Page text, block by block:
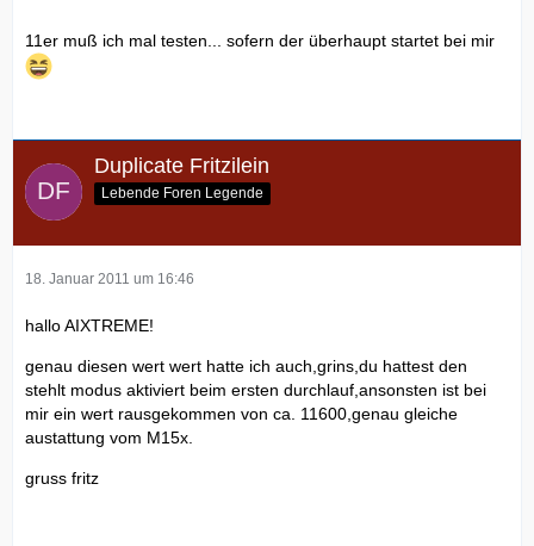
11er muß ich mal testen... sofern der überhaupt startet bei mir
Duplicate Fritzilein
Lebende Foren Legende
18. Januar 2011 um 16:46
hallo AIXTREME!
genau diesen wert wert hatte ich auch,grins,du hattest den
stehlt modus aktiviert beim ersten durchlauf,ansonsten ist bei
mir ein wert rausgekommen von ca. 11600,genau gleiche
austattung vom M15x.
gruss fritz